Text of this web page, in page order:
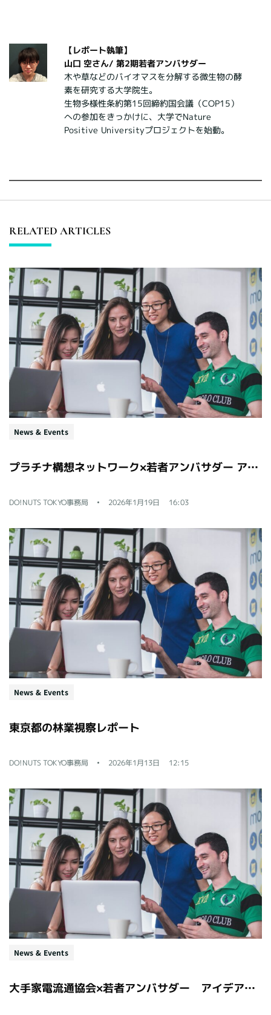
【レポート執筆】
山口 空さん/第2期若者アンバサダー
木や草などのバイオマスを分解する微生物の酵
素を研究する大学院生。
生物多様性条約第15回締約国会議（COP15）
への参加をきっかけに、大学でNature
Positive Universityプロジェクトを始動。
RELATED ARTICLES
News & Events
プラチナ構想ネットワーク×若者アンバサダー アイデア提案会レポート
DO!NUTS TOKYO事務局 2026年1月19日 16:03
News & Events
東京都の林業視察レポート
DO!NUTS TOKYO事務局 2026年1月13日 12:15
News & Events
大手家電流通協会×若者アンバサダー アイデア提案会レポート